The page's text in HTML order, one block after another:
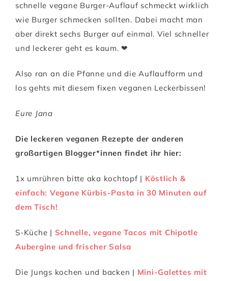
schnelle vegane Burger-Auflauf schmeckt wirklich
wie Burger schmecken sollten. Dabei macht man
aber direkt sechs Burger auf einmal. Viel schneller
und leckerer geht es kaum. ❤
Also ran an die Pfanne und die Auflaufform und
los gehts mit diesem fixen veganen Leckerbissen!
Eure Jana
Die leckeren veganen Rezepte der anderen
großartigen Blogger*innen findet ihr hier:
1x umrühren bitte aka kochtopf | Köstlich &
einfach: Vegane Kürbis-Pasta in 30 Minuten auf
dem Tisch!
S-Küche | Schnelle, vegane Tacos mit Chipotle
Aubergine und frischer Salsa
Die Jungs kochen und backen | Mini-Galettes mit